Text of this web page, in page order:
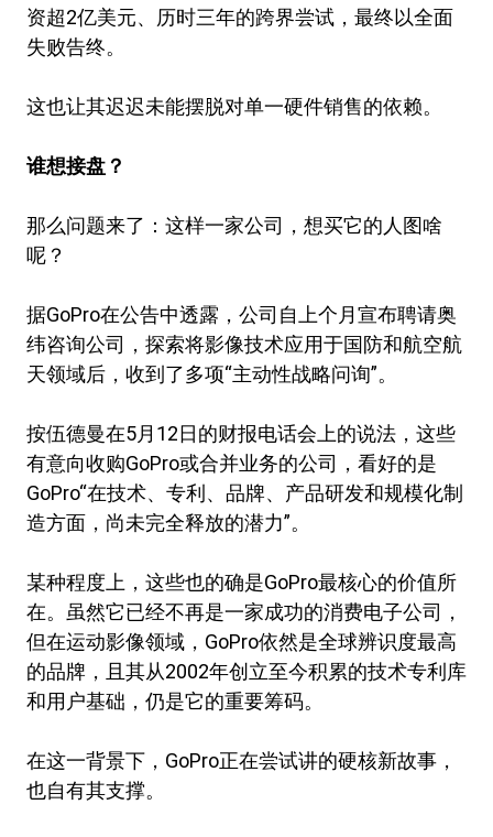
资超2亿美元、历时三年的跨界尝试，最终以全面
失败告终。
这也让其迟迟未能摆脱对单一硬件销售的依赖。
谁想接盘？
那么问题来了：这样一家公司，想买它的人图啥
呢？
据GoPro在公告中透露，公司自上个月宣布聘请奥
纬咨询公司，探索将影像技术应用于国防和航空航
天领域后，收到了多项“主动性战略问询”。
按伍德曼在5月12日的财报电话会上的说法，这些
有意向收购GoPro或合并业务的公司，看好的是
GoPro“在技术、专利、品牌、产品研发和规模化制
造方面，尚未完全释放的潜力”。
某种程度上，这些也的确是GoPro最核心的价值所
在。虽然它已经不再是一家成功的消费电子公司，
但在运动影像领域，GoPro依然是全球辨识度最高
的品牌，且其从2002年创立至今积累的技术专利库
和用户基础，仍是它的重要筹码。
在这一背景下，GoPro正在尝试讲的硬核新故事，
也自有其支撑。